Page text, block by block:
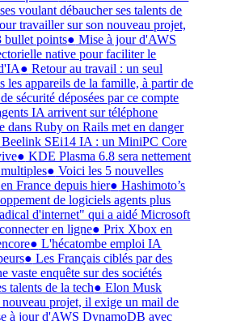
voulant débaucher ses talents de
travailler sur son nouveau projet,
bullet points●Mise à jour d'AWS
native pour faciliter le
●Retour au travail : un seul
les appareils de la famille, à partir de
sécurité déposées par ce compte
IA arrivent sur téléphone
Ruby on Rails met en danger
SEi14 IA : un MiniPC Core
●KDE Plasma 6.8 sera nettement
●Voici les 5 nouvelles
France depuis hier●Hashimoto’s
de logiciels agents plus
d'internet" qui a aidé Microsoft
en ligne●Prix Xbox en
●L'hécatombe emploi IA
●Les Français ciblés par des
vaste enquête sur des sociétés
talents de la tech●Elon Musk
projet, il exige un mail de
à jour d'AWS DynamoDB avec